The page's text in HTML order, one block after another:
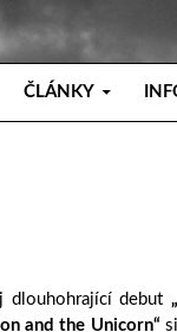
ČLÁNKY
dlouhohrající debut
and the Unicorn“